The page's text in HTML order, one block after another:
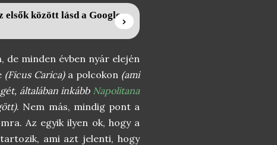
elsők között lásd a Google
de minden évben nyár elején
(Ficus Carica)a polcokon (ami
általában inkább Napolitana
. Nem más, mindig pont a
Az egyik ilyen ok, hogy a
ami azt jelenti, hogy